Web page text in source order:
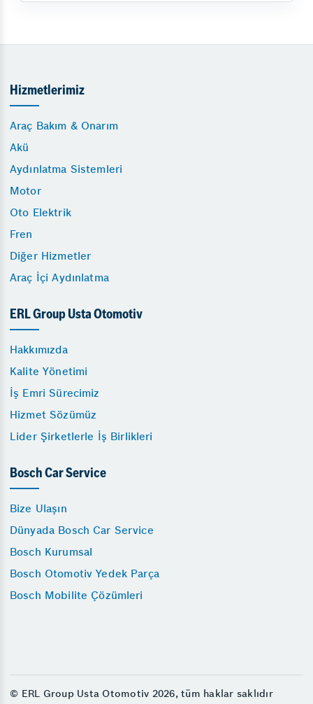
Hizmetlerimiz
Araç Bakım & Onarım
Akü
Aydınlatma Sistemleri
Motor
Oto Elektrik
Fren
Diğer Hizmetler
Araç İçi Aydınlatma
ERL Group Usta Otomotiv
Hakkımızda
Kalite Yönetimi
İş Emri Sürecimiz
Hizmet Sözümüz
Lider Şirketlerle İş Birlikleri
Bosch Car Service
Bize Ulaşın
Dünyada Bosch Car Service
Bosch Kurumsal
Bosch Otomotiv Yedek Parça
Bosch Mobilite Çözümleri
© ERL Group Usta Otomotiv 2026, tüm haklar saklıdır